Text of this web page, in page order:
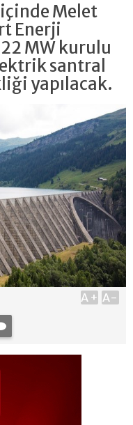
içinde Melet
Enerji
MW kurulu
santral
yapılacak.
A+ A-